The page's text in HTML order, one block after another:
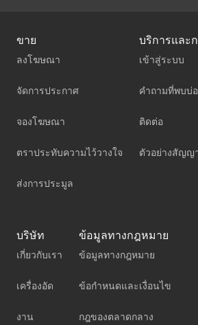
ขาย
ลงโฆษณา
จัดการประกาศ
จองโฆษณา
ตราประทับความไว้วางใจ
ส่งการประมูล
บริการและ
เข้าสู่ระบบ
คำถามที่พบบ่
ติดต่อ
ตัวอย่างสัญญ
บริษัท
เกี่ยวกับเรา
เครื่องอัด
งาน
ข้อมูลทางกฎหมาย
ข้อมูลทางกฎหมาย
ข้อกำหนดและเงื่อนไข
กฎของตลาดกลาง